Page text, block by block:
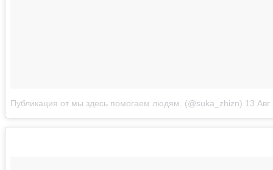
Публикация от мы здесь помогаем людям. (@suka_zhizn) 13 Авг